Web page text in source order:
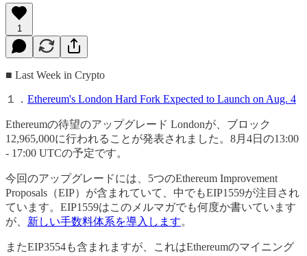
1
■ Last Week in Crypto
１． Ethereum's London Hard Fork Expected to Launch on Aug. 4
Ethereumの待望のアップグレード Londonが、ブロック
12,965,000に行われることが発表されました。8月4日の13:00
- 17:00 UTCの予定です。
今回のアップグレードには、5つのEthereum Improvement
Proposals（EIP）が含まれていて、中でもEIP1559が注目され
ています。EIP1559はこのメルマガでも何度か書いています
が、 新しい手数料体系を導入します。
またEIP3554も含まれますが、これはEthereumのマイニング